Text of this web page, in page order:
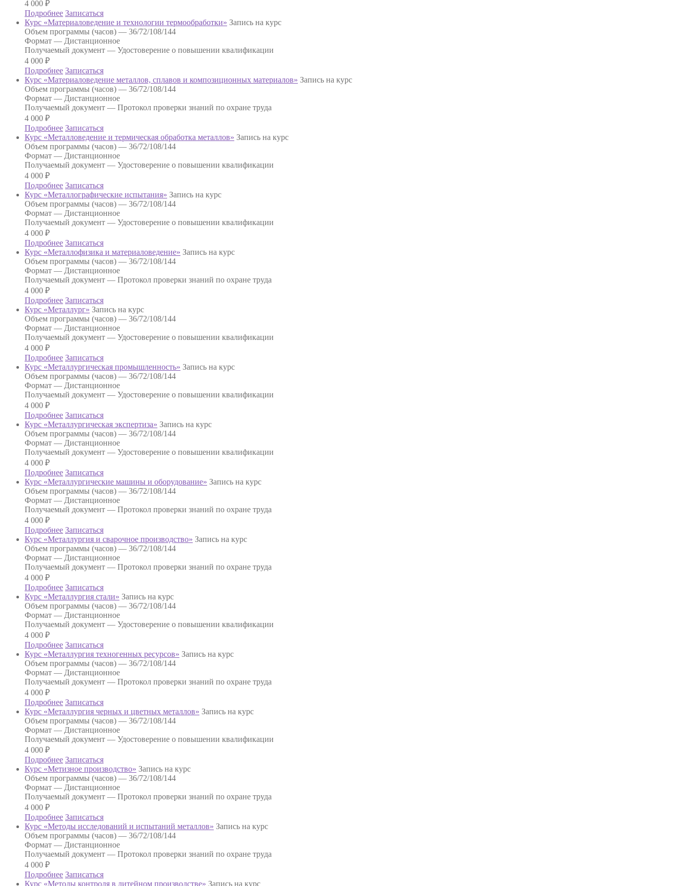
4 000 ₽
Подробнее Записаться
Курс «Материаловедение и технологии термообработки» Запись на курс
Объем программы (часов) — 36/72/108/144
Формат — Дистанционное
Получаемый документ — Удостоверение о повышении квалификации
4 000 ₽
Подробнее Записаться
Курс «Материаловедение металлов, сплавов и композиционных материалов» Запись на курс
Объем программы (часов) — 36/72/108/144
Формат — Дистанционное
Получаемый документ — Протокол проверки знаний по охране труда
4 000 ₽
Подробнее Записаться
Курс «Металловедение и термическая обработка металлов» Запись на курс
Объем программы (часов) — 36/72/108/144
Формат — Дистанционное
Получаемый документ — Удостоверение о повышении квалификации
4 000 ₽
Подробнее Записаться
Курс «Металлографические испытания» Запись на курс
Объем программы (часов) — 36/72/108/144
Формат — Дистанционное
Получаемый документ — Удостоверение о повышении квалификации
4 000 ₽
Подробнее Записаться
Курс «Металлофизика и материаловедение» Запись на курс
Объем программы (часов) — 36/72/108/144
Формат — Дистанционное
Получаемый документ — Протокол проверки знаний по охране труда
4 000 ₽
Подробнее Записаться
Курс «Металлург» Запись на курс
Объем программы (часов) — 36/72/108/144
Формат — Дистанционное
Получаемый документ — Удостоверение о повышении квалификации
4 000 ₽
Подробнее Записаться
Курс «Металлургическая промышленность» Запись на курс
Объем программы (часов) — 36/72/108/144
Формат — Дистанционное
Получаемый документ — Удостоверение о повышении квалификации
4 000 ₽
Подробнее Записаться
Курс «Металлургическая экспертиза» Запись на курс
Объем программы (часов) — 36/72/108/144
Формат — Дистанционное
Получаемый документ — Удостоверение о повышении квалификации
4 000 ₽
Подробнее Записаться
Курс «Металлургические машины и оборудование» Запись на курс
Объем программы (часов) — 36/72/108/144
Формат — Дистанционное
Получаемый документ — Протокол проверки знаний по охране труда
4 000 ₽
Подробнее Записаться
Курс «Металлургия и сварочное производство» Запись на курс
Объем программы (часов) — 36/72/108/144
Формат — Дистанционное
Получаемый документ — Протокол проверки знаний по охране труда
4 000 ₽
Подробнее Записаться
Курс «Металлургия стали» Запись на курс
Объем программы (часов) — 36/72/108/144
Формат — Дистанционное
Получаемый документ — Удостоверение о повышении квалификации
4 000 ₽
Подробнее Записаться
Курс «Металлургия техногенных ресурсов» Запись на курс
Объем программы (часов) — 36/72/108/144
Формат — Дистанционное
Получаемый документ — Протокол проверки знаний по охране труда
4 000 ₽
Подробнее Записаться
Курс «Металлургия черных и цветных металлов» Запись на курс
Объем программы (часов) — 36/72/108/144
Формат — Дистанционное
Получаемый документ — Удостоверение о повышении квалификации
4 000 ₽
Подробнее Записаться
Курс «Метизное производство» Запись на курс
Объем программы (часов) — 36/72/108/144
Формат — Дистанционное
Получаемый документ — Протокол проверки знаний по охране труда
4 000 ₽
Подробнее Записаться
Курс «Методы исследований и испытаний металлов» Запись на курс
Объем программы (часов) — 36/72/108/144
Формат — Дистанционное
Получаемый документ — Протокол проверки знаний по охране труда
4 000 ₽
Подробнее Записаться
Курс «Методы контроля в литейном производстве» Запись на курс